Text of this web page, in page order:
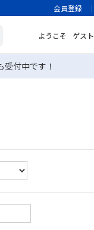
会員登録
ようこそ ゲスト
受付中です！